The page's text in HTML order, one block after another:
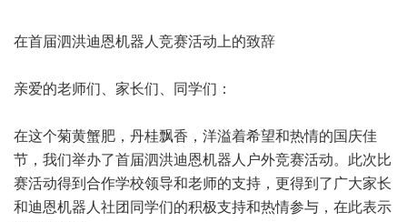
在首届泗洪迪恩机器人竞赛活动上的致辞
亲爱的老师们、家长们、同学们：
在这个菊黄蟹肥，丹桂飘香，洋溢着希望和热情的国庆佳
节，我们举办了首届泗洪迪恩机器人户外竞赛活动。此次比
赛活动得到合作学校领导和老师的支持，更得到了广大家长
和迪恩机器人社团同学们的积极支持和热情参与，在此表示